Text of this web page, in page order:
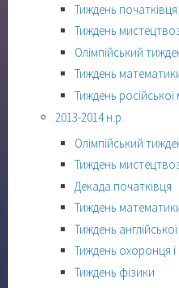
Тиждень початківця
Тиждень
Олімпійський
Тиждень
Тиждень
2013-2014 н.р.
Олімпійський
Тиждень
Декада початківця
Тиждень
Тиждень
Тиждень охоронця
Тиждень фізики